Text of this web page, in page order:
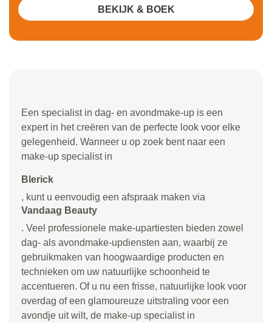
Een specialist in dag- en avondmake-up is een
expert in het creëren van de perfecte look voor elke
gelegenheid. Wanneer u op zoek bent naar een
make-up specialist in
Blerick
, kunt u eenvoudig een afspraak maken via
Vandaag Beauty
. Veel professionele make-upartiesten bieden zowel
dag- als avondmake-updiensten aan, waarbij ze
gebruikmaken van hoogwaardige producten en
technieken om uw natuurlijke schoonheid te
accentueren. Of u nu een frisse, natuurlijke look voor
overdag of een glamoureuze uitstraling voor een
avondje uit wilt, de make-up specialist in
BEKIJK & BOEK